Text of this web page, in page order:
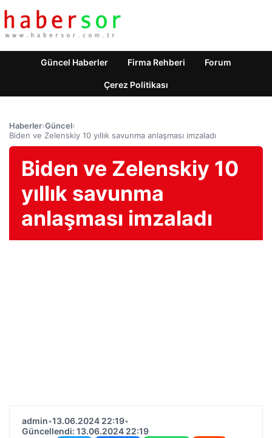
Güncel Haberler Firma Rehberi Forum
Çerez Politikası
Haberler›Güncel›
Biden ve Zelenskiy 10 yıllık savunma anlaşması imzaladı
Biden ve Zelenskiy 10
yıllık savunma
anlaşması imzaladı
admin•13.06.2024 22:19•
Güncellendi: 13.06.2024 22:19